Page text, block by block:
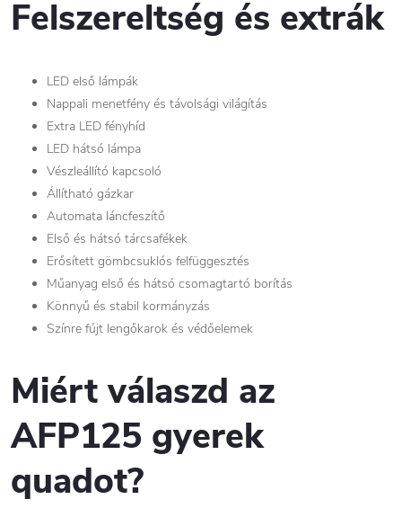
Felszereltség és extrák
LED első lámpák
Nappali menetfény és távolsági világítás
Extra LED fényhíd
LED hátsó lámpa
Vészleállító kapcsoló
Állítható gázkar
Automata láncfeszítő
Első és hátsó tárcsafékek
Erősített gömbcsuklós felfüggesztés
Műanyag első és hátsó csomagtartó borítás
Könnyű és stabil kormányzás
Színre fújt lengőkarok és védőelemek
Miért válaszd az
AFP125 gyerek
quadot?